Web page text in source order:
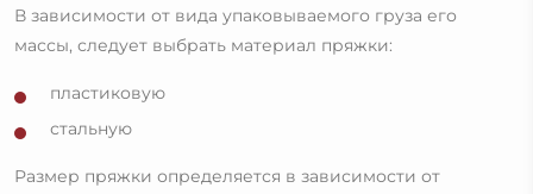
В зависимости от вида упаковываемого груза его
массы, следует выбрать материал пряжки:
пластиковую
стальную
Размер пряжки определяется в зависимости от